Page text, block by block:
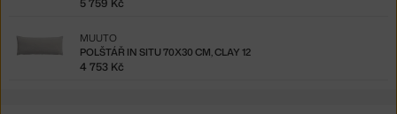
POLŠTÁŘ IN SITU 70X30 CM, CLAY 12
MUUTO
4 753 Kč